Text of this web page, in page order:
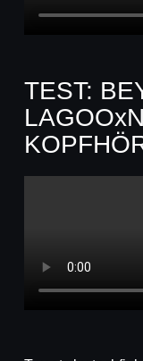
TEST: